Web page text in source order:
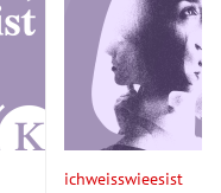
ichweisswieesist